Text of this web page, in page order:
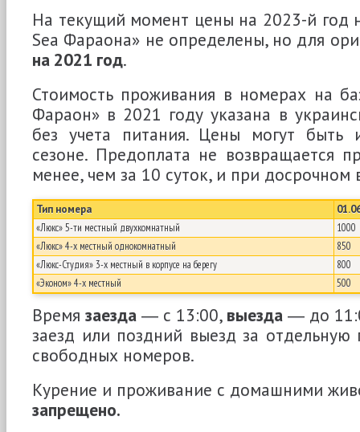
На текущий момент цены на 2023-й год
Sea Фараона» не определены, но для
на 2021 год.
Стоимость проживания в номерах на
Фараон» в 2021 году указана в
без учета питания. Цены могут быть
сезоне. Предоплата не возвращается
менее, чем за 10 суток, и при досрочном
Тип номера
«Люкс» 5-ти местный двухкомнатный
1000
«Люкс» 4-х местный однокомнатный
850
«Люкс-Студия» 3-х местный в корпусе на берегу
800
«Эконом» 4-х местный
500
Время заезда ― с 13:00, выезда ― до
заезд или поздний выезд за
свободных номеров.
Курение и проживание с домашними
запрещено.